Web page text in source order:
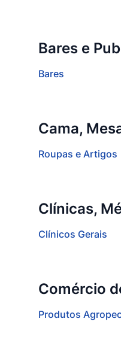
Bares e
Bares
Cama,
Roupas e Artigos
Clínicas,
Clínicos Gerais
Comércio
Produtos